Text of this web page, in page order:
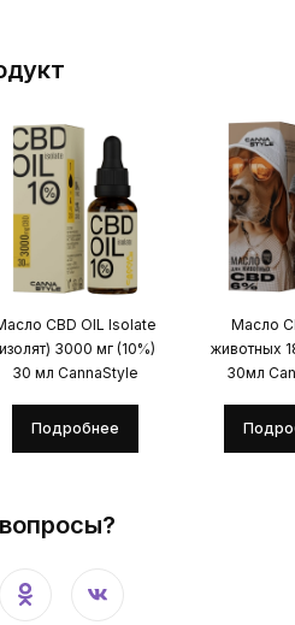
CBD OIL Isolate
3000 мг (10%)
30 мл CannaStyle
Подробнее
Масло
животных
30мл